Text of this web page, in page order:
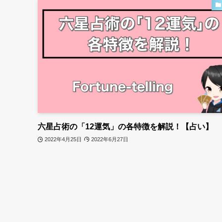
六星占術の「12運気」の各特徴を解説！【占い】
2022年4月25日 2022年6月27日